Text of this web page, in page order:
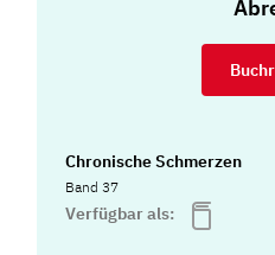
Chronische Schmerzen
Band 37
Verfügbar als: